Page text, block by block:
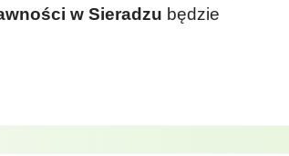
w Sieradzu będzie